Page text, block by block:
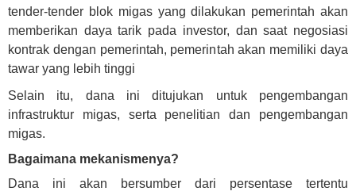
tender-tender blok migas yang dilakukan pemerintah akan
memberikan daya tarik pada investor, dan saat negosiasi
kontrak dengan pemerintah, pemerintah akan memiliki daya
tawar yang lebih tinggi
Selain itu, dana ini ditujukan untuk pengembangan
infrastruktur migas, serta penelitian dan pengembangan
migas.
Bagaimana mekanismenya?
Dana ini akan bersumber dari persentase tertentu